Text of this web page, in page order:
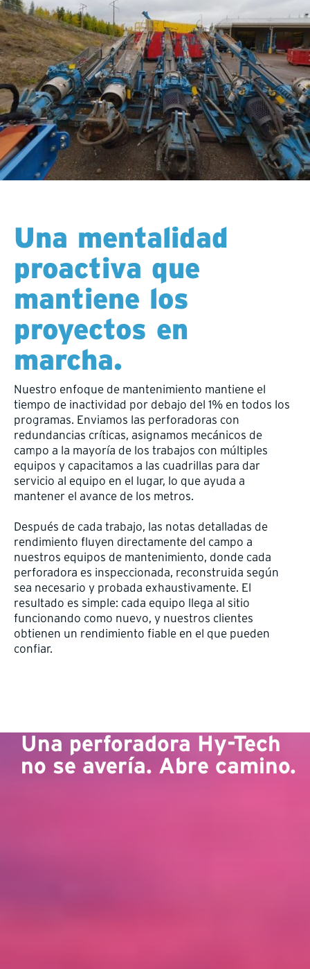
Una mentalidad
proactiva que
mantiene los
proyectos en
marcha.
Nuestro enfoque de mantenimiento mantiene el
tiempo de inactividad por debajo del 1% en todos los
programas. Enviamos las perforadoras con
redundancias críticas, asignamos mecánicos de
campo a la mayoría de los trabajos con múltiples
equipos y capacitamos a las cuadrillas para dar
servicio al equipo en el lugar, lo que ayuda a
mantener el avance de los metros.
Después de cada trabajo, las notas detalladas de
rendimiento fluyen directamente del campo a
nuestros equipos de mantenimiento, donde cada
perforadora es inspeccionada, reconstruida según
sea necesario y probada exhaustivamente. El
resultado es simple: cada equipo llega al sitio
funcionando como nuevo, y nuestros clientes
obtienen un rendimiento fiable en el que pueden
confiar.
Una perforadora Hy-Tech
no se avería. Abre camino.